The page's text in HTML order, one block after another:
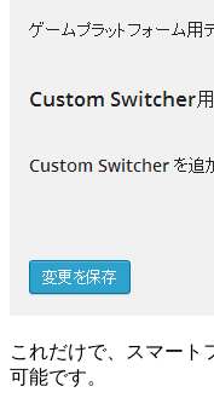
これだけで、スマート
可能です。